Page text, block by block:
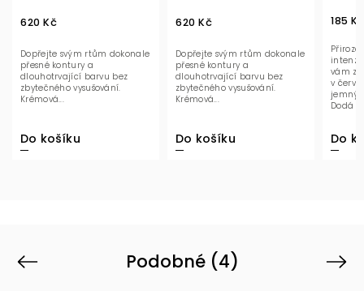
620 Kč
Do košíku
Dopřejte svým rtům dokonale
přesné kontury a
dlouhotrvající barvu bez
zbytečného vysušování.
Krémová...
620 Kč
Do košíku
Dopřejte svým rtům dokonale
přesné kontury a
dlouhotrvající barvu bez
zbytečného vysušování.
Krémová...
185 Kč
Do
vám
v
Dodá
Podobné (4)
Previous Next